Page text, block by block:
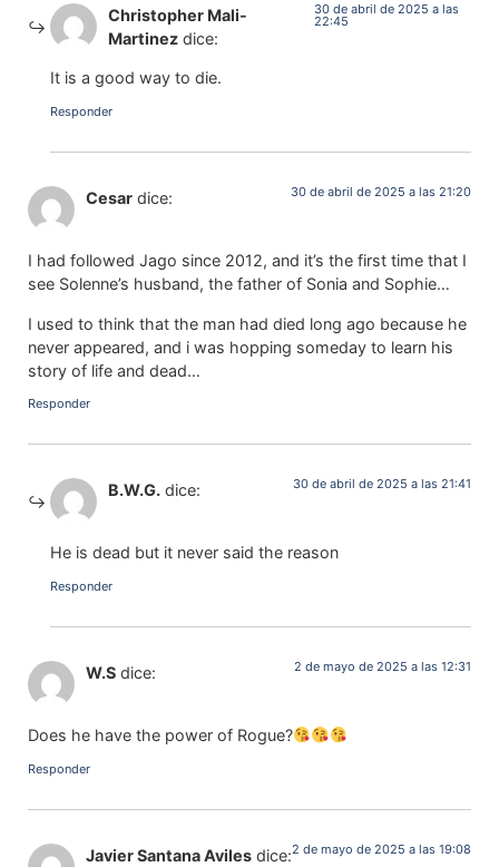
Christopher Mali-
Martinez dice:
30 de abril de 2025 a las
22:45
It is a good way to die.
Responder
Cesar dice: 30 de abril de 2025 a las 21:20
I had followed Jago since 2012, and it’s the first time that I
see Solenne’s husband, the father of Sonia and Sophie…
I used to think that the man had died long ago because he
never appeared, and i was hopping someday to learn his
story of life and dead…
Responder
B.W.G. dice: 30 de abril de 2025 a las 21:41
He is dead but it never said the reason
Responder
W.S dice: 2 de mayo de 2025 a las 12:31
Does he have the power of Rogue?
Responder
Javier Santana Aviles dice:2 de mayo de 2025 a las 19:08